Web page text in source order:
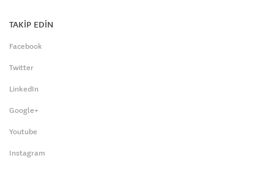
TAKİP EDİN
Facebook
Twitter
LinkedIn
Google+
Youtube
Instagram